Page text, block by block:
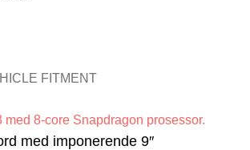
FITMENT
med 8-core Snapdragon prosessor.
med imponerende 9″